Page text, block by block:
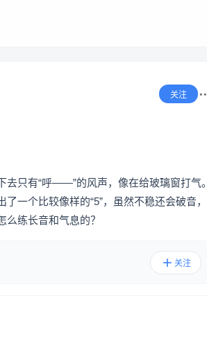
关注
只有“呼——”的风声，像在给玻璃窗打气。
一个比较像样的“5”，虽然不稳还会破音，
练长音和气息的？
关注